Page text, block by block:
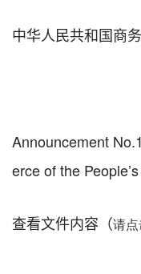
中华人民共和国商
Announcement
erce of the
查看文件内容（请点